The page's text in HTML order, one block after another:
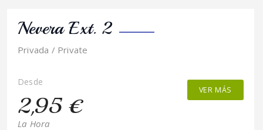
Nevera Ext. 2
Privada / Private
Desde
2,95 €
La Hora
VER MÁS